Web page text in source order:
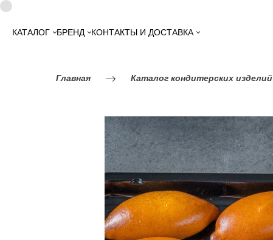
КАТАЛОГ БРЕНД КОНТАКТЫ И ДОСТАВКА
Главная Каталог кондитерских изделий